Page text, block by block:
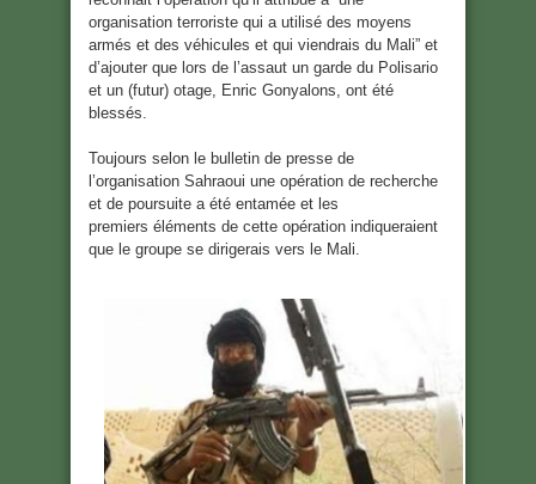
organisation terroriste qui a utilisé des moyens
armés et des véhicules et qui viendrais du Mali” et
d’ajouter que lors de l’assaut un garde du Polisario
et un (futur) otage, Enric Gonyalons, ont été
blessés.
Toujours selon le bulletin de presse de
l’organisation Sahraoui une opération de recherche
et de poursuite a été entamée et les
premiers éléments de cette opération indiqueraient
que le groupe se dirigerais vers le Mali.